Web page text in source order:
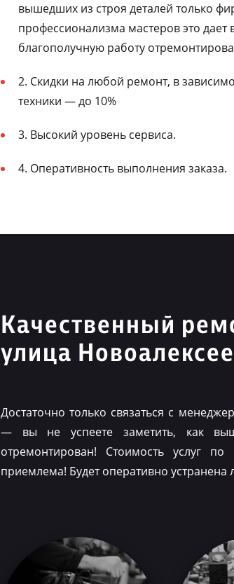
вышедших из строя деталей только
профессионализма мастеров это
благополучную работу
2. Скидки на любой ремонт, в
техники — до 10%
3. Высокий уровень сервиса.
4. Оперативность выполнения заказа.
Качественный
улица
Достаточно только связаться с
— вы не успеете заметить, как
отремонтирован! Стоимость услуг
приемлема! Будет оперативно